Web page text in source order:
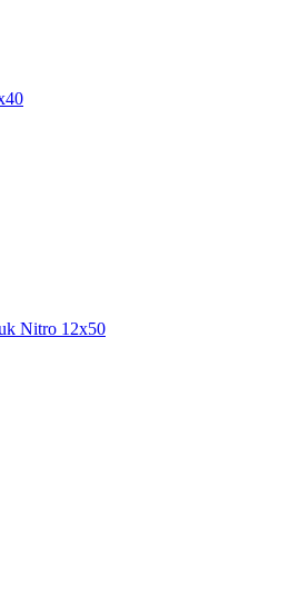
Nitro 12x50